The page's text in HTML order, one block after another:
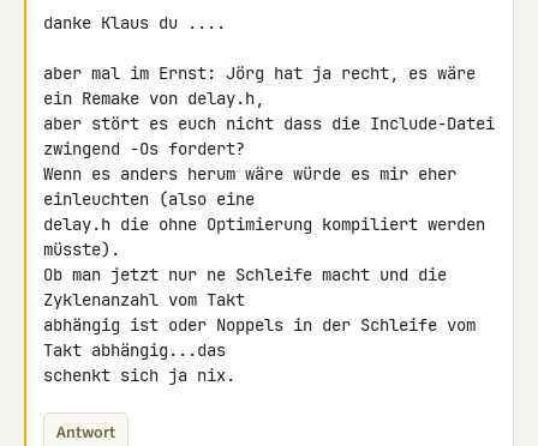
danke Klaus du ....
aber mal im Ernst: Jörg hat ja recht, es wäre
ein Remake von delay.h,
aber stört es euch nicht dass die Include-Datei
zwingend -Os fordert?
Wenn es anders herum wäre würde es mir eher
einleuchten (also eine
delay.h die ohne Optimierung kompiliert werden
müsste).
Ob man jetzt nur ne Schleife macht und die
Zyklenanzahl vom Takt
abhängig ist oder Noppels in der Schleife vom
Takt abhängig...das
schenkt sich ja nix.
Antwort